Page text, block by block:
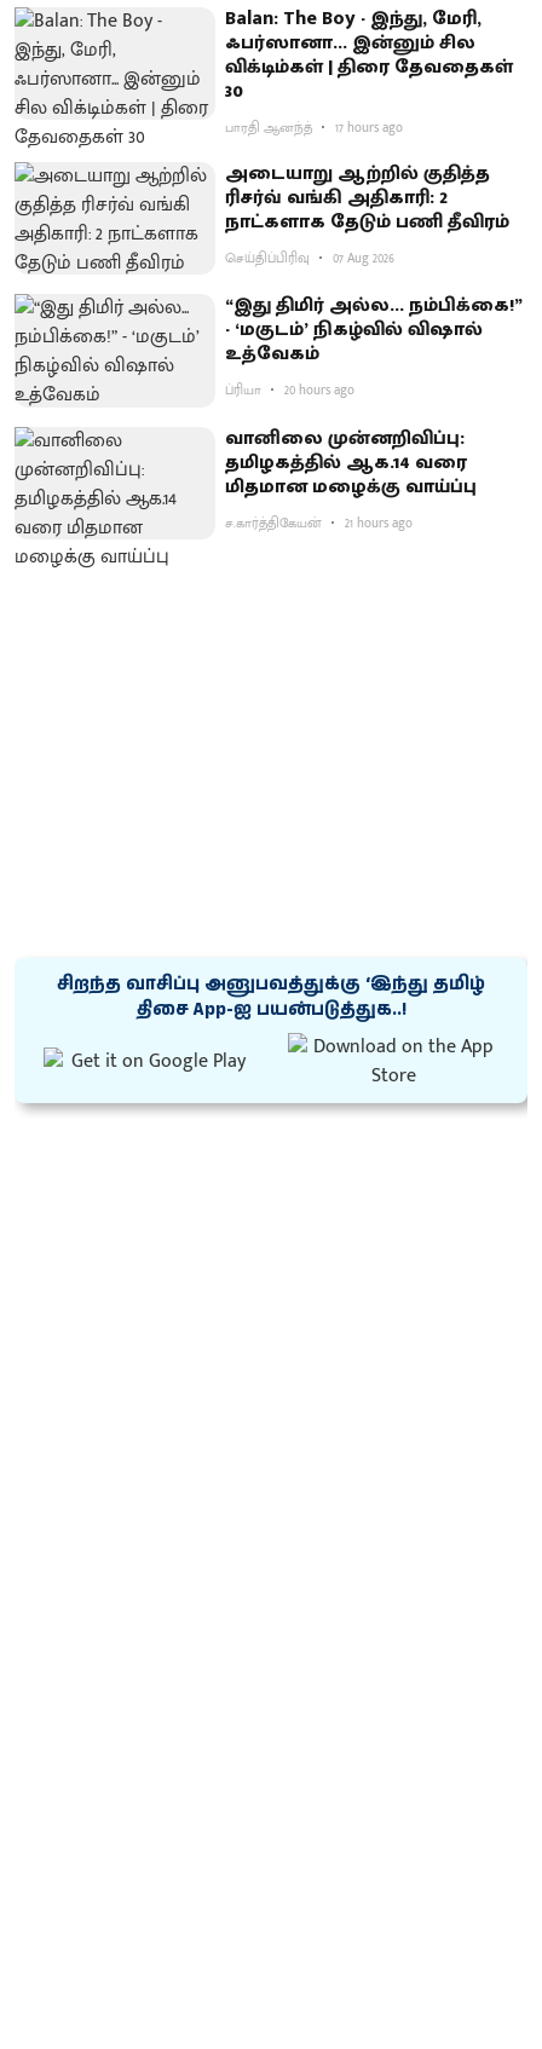
Balan: The Boy - இந்து, மேரி,
ஃபர்ஸானா... இன்னும் சில
விக்டிம்கள் | திரை தேவதைகள்
30
பாரதி ஆனந்த் 17 hours ago
அடையாறு ஆற்றில் குதித்த
ரிசர்வ் வங்கி அதிகாரி: 2
நாட்களாக தேடும் பணி தீவிரம்
செய்திப்பிரிவு 07 Aug 2026
“இது திமிர் அல்ல... நம்பிக்கை!”
- ‘மகுடம்’ நிகழ்வில் விஷால்
உத்வேகம்
ப்ரியா 20 hours ago
வானிலை முன்னறிவிப்பு:
தமிழகத்தில் ஆக.14 வரை
மிதமான மழைக்கு வாய்ப்பு
ச.கார்த்திகேயன் 21 hours ago
சிறந்த வாசிப்பு அனுபவத்துக்கு ‘இந்து தமிழ்
திசை App-ஐ பயன்படுத்துக..!